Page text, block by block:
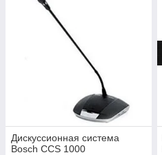
Дискуссионная система
Bosch CCS 1000